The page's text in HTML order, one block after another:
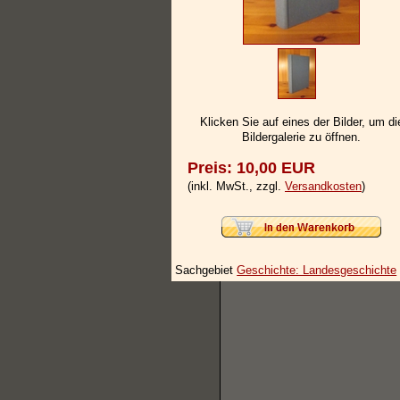
Klicken Sie auf eines der Bilder, um
Bildergalerie zu öffnen.
Preis: 10,00 EUR
(inkl. MwSt., zzgl. Versandkosten)
SachgebietGeschichte: Landesgeschichte